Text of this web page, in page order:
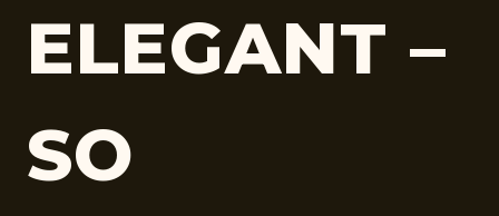
ELEGANT –
SO